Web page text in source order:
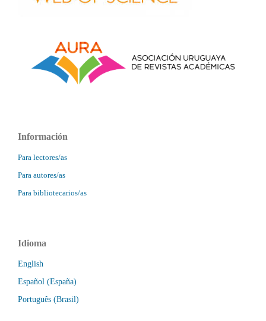
Información
Para lectores/as
Para autores/as
Para bibliotecarios/as
Idioma
English
Español (España)
Português (Brasil)